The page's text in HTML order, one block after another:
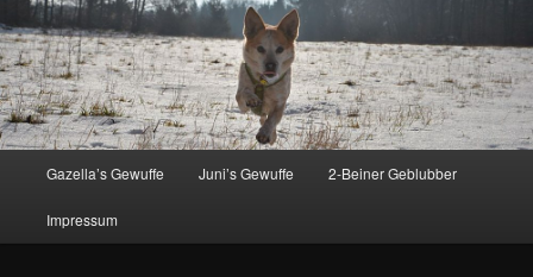
Gazella’s Gewuffe Juni’s Gewuffe 2-Beiner Geblubber
Impressum